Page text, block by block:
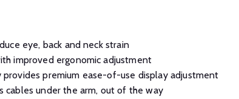
eye, back and neck strain
improved ergonomic adjustment
premium ease-of-use display adjustment
cables under the arm, out of the way